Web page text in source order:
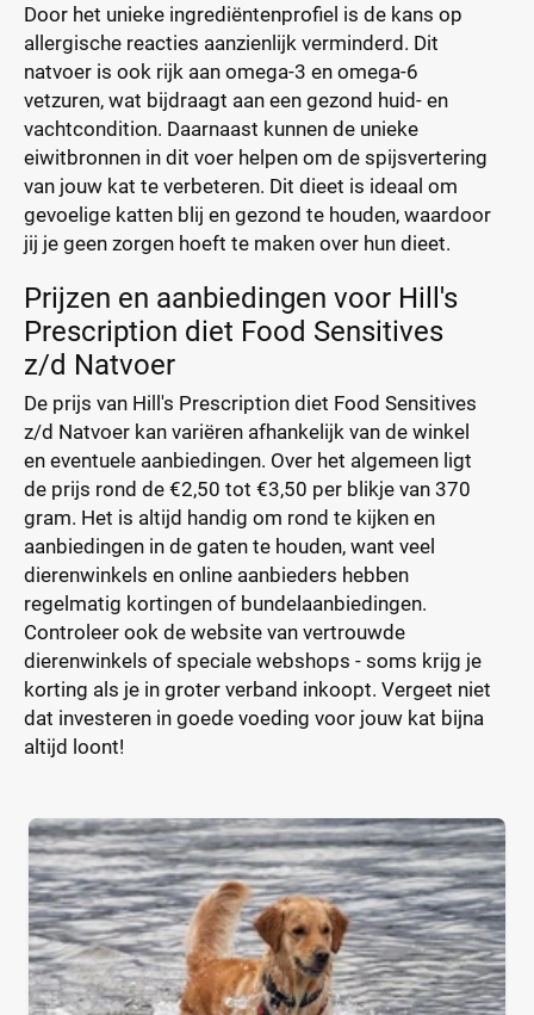
Door het unieke ingrediëntenprofiel is de kans op
allergische reacties aanzienlijk verminderd. Dit
natvoer is ook rijk aan omega-3 en omega-6
vetzuren, wat bijdraagt aan een gezond huid- en
vachtcondition. Daarnaast kunnen de unieke
eiwitbronnen in dit voer helpen om de spijsvertering
van jouw kat te verbeteren. Dit dieet is ideaal om
gevoelige katten blij en gezond te houden, waardoor
jij je geen zorgen hoeft te maken over hun dieet.
Prijzen en aanbiedingen voor Hill's
Prescription diet Food Sensitives
z/d Natvoer
De prijs van Hill's Prescription diet Food Sensitives
z/d Natvoer kan variëren afhankelijk van de winkel
en eventuele aanbiedingen. Over het algemeen ligt
de prijs rond de €2,50 tot €3,50 per blikje van 370
gram. Het is altijd handig om rond te kijken en
aanbiedingen in de gaten te houden, want veel
dierenwinkels en online aanbieders hebben
regelmatig kortingen of bundelaanbiedingen.
Controleer ook de website van vertrouwde
dierenwinkels of speciale webshops - soms krijg je
korting als je in groter verband inkoopt. Vergeet niet
dat investeren in goede voeding voor jouw kat bijna
altijd loont!